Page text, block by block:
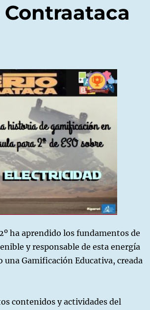
ha aprendido los fundamentos de
y responsable de esta energía
una Gamificación Educativa, creada
contenidos y actividades del